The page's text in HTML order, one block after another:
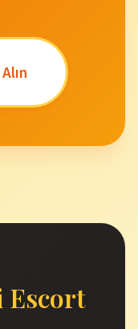
Escort